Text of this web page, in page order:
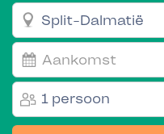
1 persoon